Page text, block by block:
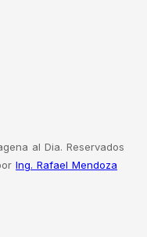
al Dia. Reservados
Ing. Rafael Mendoza